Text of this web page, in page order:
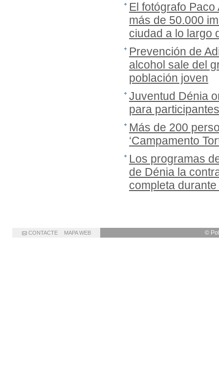
El fotógrafo
más de 50.000
ciudad a lo largo
Prevención de
alcohol sale del
población joven
Juventud Dénia
para
Más de 200
‘Campamento
Los programas
de Dénia la
completa
©
CONTACTE MAPA WEB